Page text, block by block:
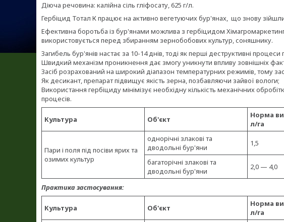
Діюча речовина: калійна сіль гліфосату, 625 г/л.
Гербіцид Тотал К працює на активно вегетуючих бур'янах, що знову
Ефективна боротьба із бур'янами можлива з гербіцидом
використовується перед збиранням зернобобових культур, соняшнику.
Загибель бур'янів настає за 10-14 днів, тоді як перші деструктивні процеси
Швидкий механізм проникнення дає змогу уникнути впливу зовнішніх
Засіб розрахований на широкий діапазон температурних режимів, тому
Як десикант, препарат підвищує якість зерна, позбавляючи зайвої вологи;
Використання гербіциду мінімізує необхідну кількість механічних
процесів.
Культура Об'єкт
Норма
л/га
Пари і поля під посіви ярих та
озимих культур
однорічні злакові та
дводольні бур'яни
1,5
багаторічні злакові та
дводольні бур'яни
2,0 — 4,0
Практика застосування:
Культура Об'єкт
Норма
л/га